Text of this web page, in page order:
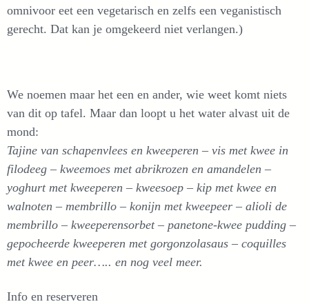
omnivoor eet een vegetarisch en zelfs een veganistisch
gerecht. Dat kan je omgekeerd niet verlangen.)
We noemen maar het een en ander, wie weet komt niets
van dit op tafel. Maar dan loopt u het water alvast uit de
mond:
Tajine van schapenvlees en kweeperen – vis met kwee in
filodeeg – kweemoes met abrikrozen en amandelen –
yoghurt met kweeperen – kweesoep – kip met kwee en
walnoten – membrillo – konijn met kweepeer – alioli de
membrillo – kweeperensorbet – panetone-kwee pudding –
gepocheerde kweeperen met gorgonzolasaus – coquilles
met kwee en peer….. en nog veel meer.
Info en reserveren